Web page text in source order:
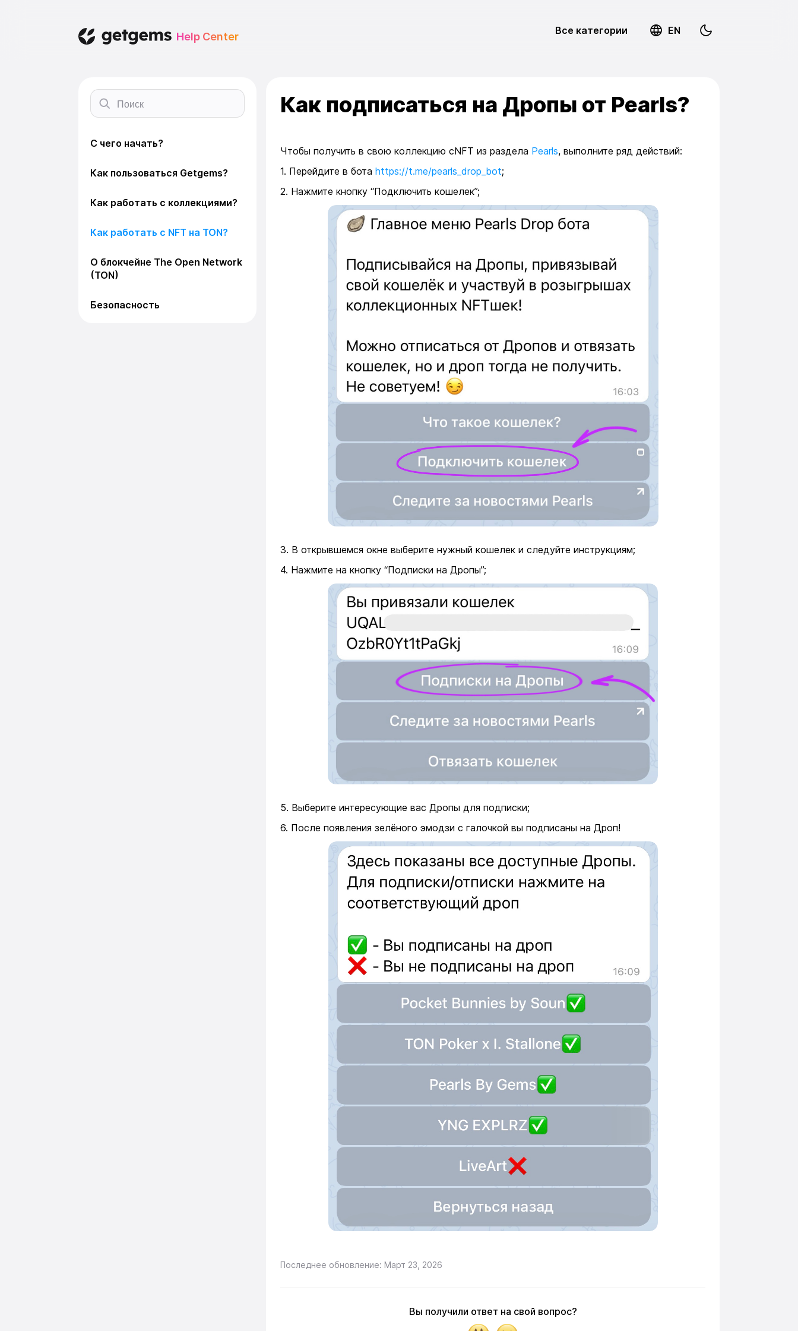
Все категории EN
Как подписаться на Дропы от Pearls?
Чтобы получить в свою коллекцию cNFT из раздела Pearls, выполните ряд действий:
1. Перейдите в бота https://t.me/pearls_drop_bot;
2. Нажмите кнопку “Подключить кошелек”;
3. В открывшемся окне выберите нужный кошелек и следуйте инструкциям;
4. Нажмите на кнопку “Подписки на Дропы”;
5. Выберите интересующие вас Дропы для подписки;
6. После появления зелёного эмодзи с галочкой вы подписаны на Дроп!
Последнее обновление: Март 23, 2026
Вы получили ответ на свой вопрос?
С чего начать?
Как пользоваться Getgems?
Как работать с коллекциями?
Как работать с NFT на TON?
О блокчейне The Open Network
(TON)
Безопасность